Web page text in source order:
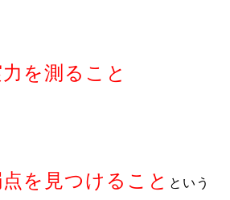
を測ること
を見つけること という